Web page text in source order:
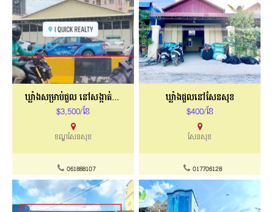
ឃ្លាំងសម្រាប់ជួល​​ ​នៅសង្កាត់ភ្នំពេញថ្មី
$3,500/ខែ
ខណ្ឌសែនសុខ
061888107
ឃ្លាំងជួលនៅសែនសុខ
$400/ខែ
សែនសុខ
017706128